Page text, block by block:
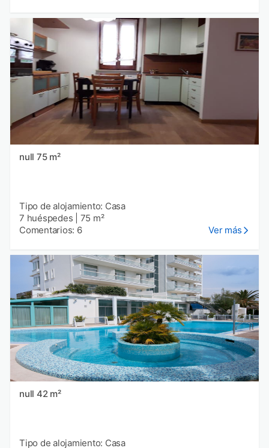
null 75 m²
Tipo de alojamiento: Casa
7 huéspedes
75 m²
Comentarios: 6
Ver más
null 42 m²
Tipo de alojamiento: Casa